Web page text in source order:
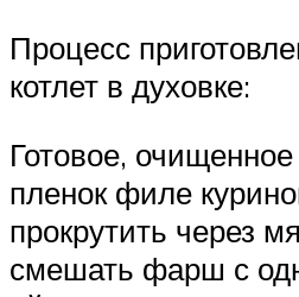
Процесс
котлет в духовке:
Готовое,
пленок филе
прокрутить через
смешать фарш с